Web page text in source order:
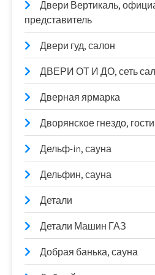
Двери Вертикаль,
представитель
Двери гуд, салон
ДВЕРИ ОТ И ДО, сеть
Дверная ярмарка
Дворянское гнездо,
Дельф-in, сауна
Дельфин, сауна
Детали
Детали Машин ГАЗ
Добрая банька, сауна